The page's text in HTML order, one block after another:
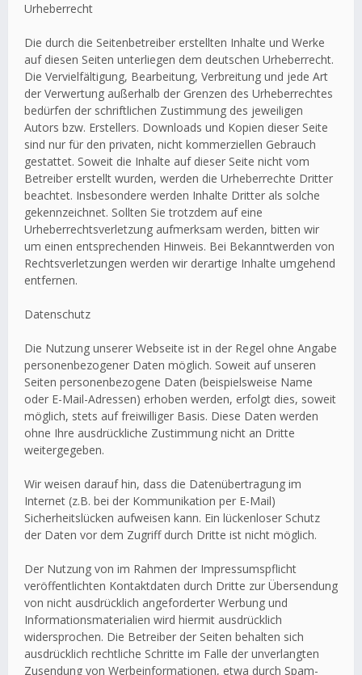
Urheberrecht
Die durch die Seitenbetreiber erstellten Inhalte und Werke
auf diesen Seiten unterliegen dem deutschen Urheberrecht.
Die Vervielfältigung, Bearbeitung, Verbreitung und jede Art
der Verwertung außerhalb der Grenzen des Urheberrechtes
bedürfen der schriftlichen Zustimmung des jeweiligen
Autors bzw. Erstellers. Downloads und Kopien dieser Seite
sind nur für den privaten, nicht kommerziellen Gebrauch
gestattet. Soweit die Inhalte auf dieser Seite nicht vom
Betreiber erstellt wurden, werden die Urheberrechte Dritter
beachtet. Insbesondere werden Inhalte Dritter als solche
gekennzeichnet. Sollten Sie trotzdem auf eine
Urheberrechtsverletzung aufmerksam werden, bitten wir
um einen entsprechenden Hinweis. Bei Bekanntwerden von
Rechtsverletzungen werden wir derartige Inhalte umgehend
entfernen.
Datenschutz
Die Nutzung unserer Webseite ist in der Regel ohne Angabe
personenbezogener Daten möglich. Soweit auf unseren
Seiten personenbezogene Daten (beispielsweise Name
oder E-Mail-Adressen) erhoben werden, erfolgt dies, soweit
möglich, stets auf freiwilliger Basis. Diese Daten werden
ohne Ihre ausdrückliche Zustimmung nicht an Dritte
weitergegeben.
Wir weisen darauf hin, dass die Datenübertragung im
Internet (z.B. bei der Kommunikation per E-Mail)
Sicherheitslücken aufweisen kann. Ein lückenloser Schutz
der Daten vor dem Zugriff durch Dritte ist nicht möglich.
Der Nutzung von im Rahmen der Impressumspflicht
veröffentlichten Kontaktdaten durch Dritte zur Übersendung
von nicht ausdrücklich angeforderter Werbung und
Informationsmaterialien wird hiermit ausdrücklich
widersprochen. Die Betreiber der Seiten behalten sich
ausdrücklich rechtliche Schritte im Falle der unverlangten
Zusendung von Werbeinformationen, etwa durch Spam-